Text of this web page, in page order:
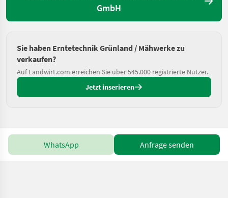
GmbH
Sie haben Erntetechnik Grünland / Mähwerke zu
verkaufen?
Auf Landwirt.com erreichen Sie über 545.000 registrierte Nutzer.
Jetzt inserieren
WhatsApp Anfrage senden